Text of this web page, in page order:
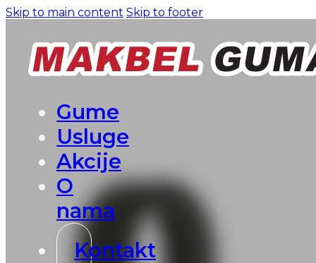
Skip to main content Skip to footer
Gume
Usluge
Akcije
O
nama
Kontakt